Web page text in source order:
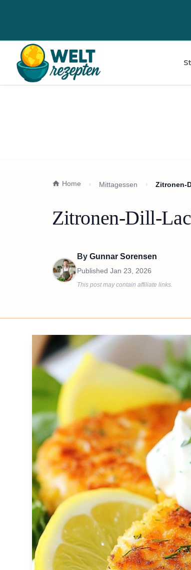
Home Mittagessen Zitronen-
Zitronen-Dill-
By Gunnar Sorensen
Published Jan 23, 2026
This post may contain affiliate links.